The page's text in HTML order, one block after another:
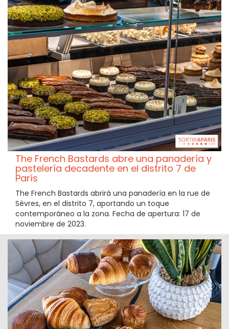
The French Bastards abre una panadería y
pastelería decadente en el distrito 7 de
París
The French Bastards abrirá una panadería en la rue de
Sèvres, en el distrito 7, aportando un toque
contemporáneo a la zona. Fecha de apertura: 17 de
noviembre de 2023.